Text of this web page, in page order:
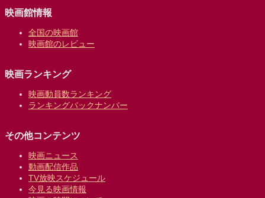
映画館情報
全国の映画館
映画館のレビュー
映画ランキング
映画動員数ランキング
ランキングバックナンバー
その他コンテンツ
映画ニュース
動画配信作品
TV放映スケジュール
今見る映画情報